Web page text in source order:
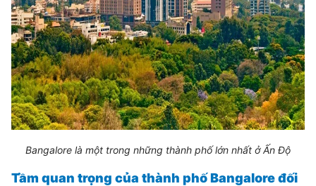
Bangalore là một trong những thành phố lớn nhất ở Ấn Độ
Tầm quan trọng của thành phố Bangalore đối